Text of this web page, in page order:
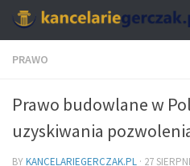
PRAWO
Prawo budowlane w
uzyskiwania
BYKANCELARIEGERCZAK.PL · 27